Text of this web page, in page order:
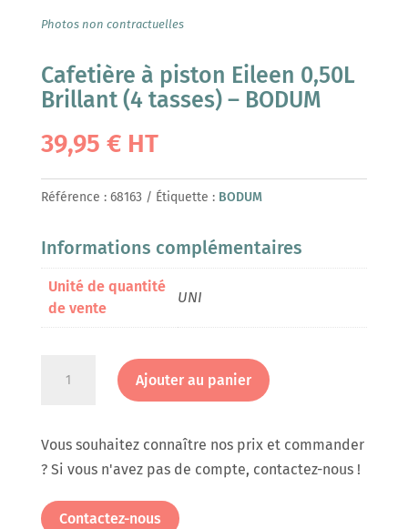
Photos non contractuelles
Cafetière à piston Eileen 0,50L
Brillant (4 tasses) – BODUM
39,95 € HT
Référence : 68163 Étiquette : BODUM
Informations complémentaires
Unité de quantité
de vente
UNI
à
piston
0,50L
Ajouter au panier
Vous souhaitez connaître nos prix et commander
? Si vous n'avez pas de compte, contactez-nous !
Contactez-nous